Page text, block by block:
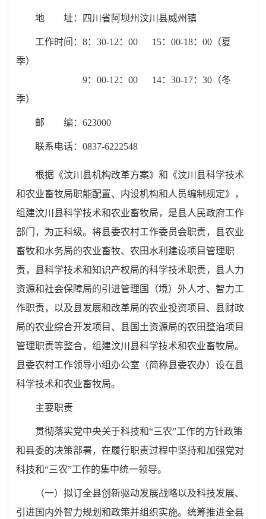
地 址： 四川省阿坝州汶川县威州镇
工作时间：8：30-12：00 15：00-18：00（夏
季）
9：00-12：00 14：30-17：30（冬
季）
邮 编：623000
联系电话：0837-6222548
根据《汶川县机构改革方案》和《汶川县科学技术
和农业畜牧局职能配置、内设机构和人员编制规定》，
组建汶川县科学技术和农业畜牧局，是县人民政府工作
部门，为正科级。将县委农村工作委员会职责，县农业
畜牧和水务局的农业畜牧、农田水利建设项目管理职
责，县科学技术和知识产权局的科学技术职责，县人力
资源和社会保障局的引进管理国（境）外人才、智力工
作职责，以及县发展和改革局的农业投资项目、县财政
局的农业综合开发项目、县国土资源局的农田整治项目
管理职责等整合，组建汶川县科学技术和农业畜牧局。
县委农村工作领导小组办公室（简称县委农办）设在县
科学技术和农业畜牧局。
主要职责
贯彻落实党中央关于科技和“三农”工作的方针政策
和县委的决策部署，在履行职责过程中坚持和加强党对
科技和“三农”工作的集中统一领导。
（一）拟订全县创新驱动发展战略以及科技发展、
引进国内外智力规划和政策并组织实施。统筹推进全县